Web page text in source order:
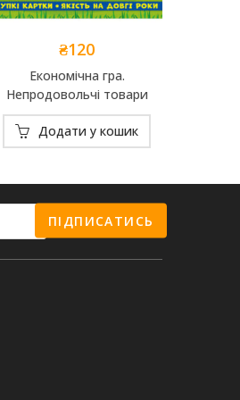
Add to
Wishlist
₴120
Економічна гра.
Непродовольчі товари
Додати у кошик
ПІДПИСАТИСЬ